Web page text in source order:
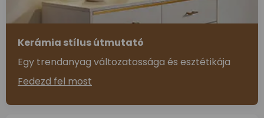
Kerámia stílus útmutató
Egy trendanyag változatossága és esztétikája
Fedezd fel most